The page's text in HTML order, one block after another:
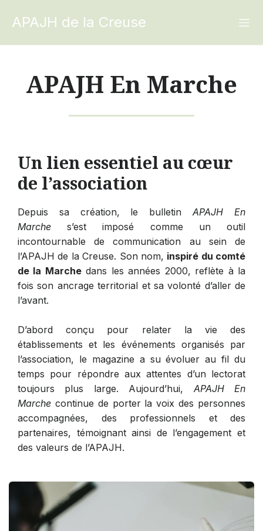
APAJH de la Creuse
APAJH En Marche
Un lien essentiel au cœur
de l’association
Depuis sa création, le bulletinAPAJH En
Marche s’est imposé comme un outil
incontournable de communication au sein de
l’APAJH de la Creuse. Son nom, inspiré du comté
de la Marchedans les années 2000, reflète à la
fois son ancrage territorial et sa volonté d’aller de
l’avant.
D’abord conçu pour relater la vie des
établissements et les événements organisés par
l’association, le magazine a su évoluer au fil du
temps pour répondre aux attentes d’un lectorat
toujours plus large. Aujourd’hui, APAJH En
Marche continue de porter la voix des personnes
accompagnées, des professionnels et des
partenaires, témoignant ainsi de l’engagement et
des valeurs de l’APAJH.